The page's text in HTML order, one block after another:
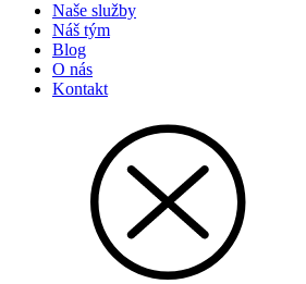
Naše služby
Náš tým
Blog
O nás
Kontakt